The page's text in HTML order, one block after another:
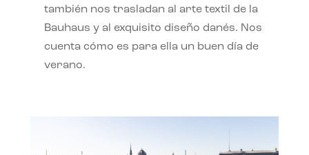
también nos trasladan al arte textil de la
Bauhaus y al exquisito diseño danés. Nos
cuenta cómo es para ella un buen día de
verano.